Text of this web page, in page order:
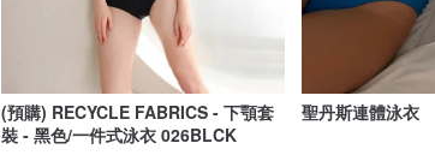
(預購) RECYCLE FABRICS - 下顎套
裝 - 黑色/一件式泳衣 026BLCK
聖丹斯連體泳衣